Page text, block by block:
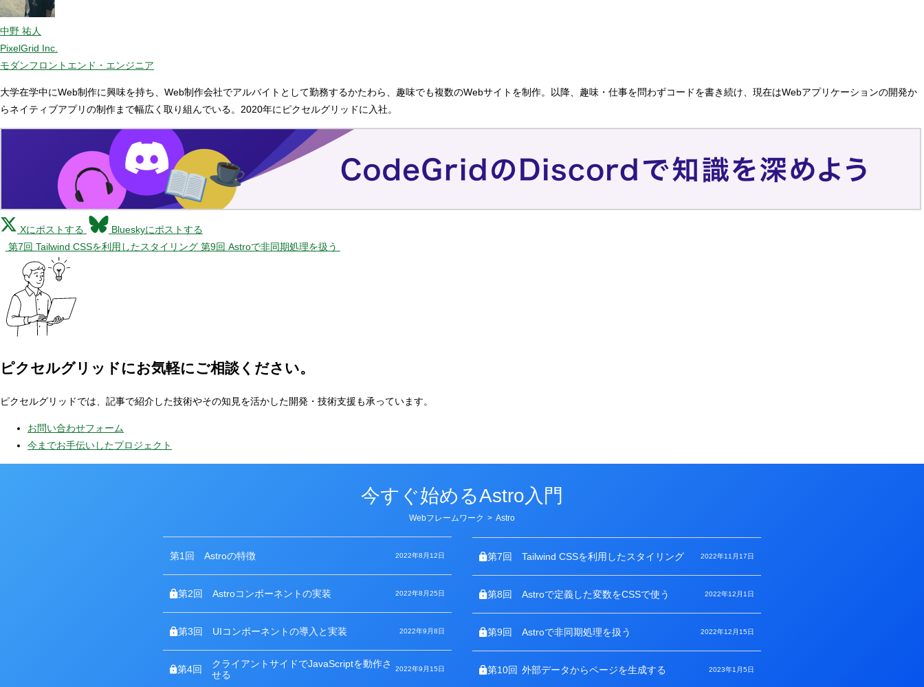
中野 祐人
PixelGrid Inc.
モダンフロントエンド・エンジニア
大学在学中にWeb制作に興味を持ち、Web制作会社でアルバイトとして勤務するかたわら、趣味でも複数のWebサイトを制作。以降、趣味・仕事を問わずコードを書き続け、現在はWebアプリケーションの開発か
らネイティブアプリの制作まで幅広く取り組んでいる。2020年にピクセルグリッドに入社。
Xにポストする
Blueskyにポストする
第7回 Tailwind CSSを利用したスタイリング 第9回 Astroで非同期処理を扱う
ピクセルグリッドにお気軽にご相談ください。
ピクセルグリッドでは、記事で紹介した技術やその知見を活かした開発・技術支援も承っています。
お問い合わせフォーム
今までお手伝いしたプロジェクト
今すぐ始めるAstro入門
カ
ゴ
ー
Webフレームワーク > Astro
第1回 Astroの特徴 2022年8月12日
第2回 Astroコンポーネントの実装 2022年8月25日
第3回 UIコンポーネントの導入と実装 2022年9月8日
第4回
クライアントサイドでJavaScriptを動作さ
せる
2022年9月15日
第7回 Tailwind CSSを利用したスタイリング 2022年11月17日
第8回 Astroで定義した変数をCSSで使う 2022年12月1日
第9回 Astroで非同期処理を扱う 2022年12月15日
第10回 外部データからページを生成する 2023年1月5日